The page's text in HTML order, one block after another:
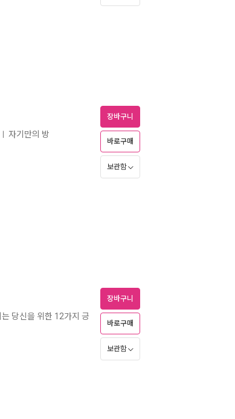
자기만의 방
장바구니
바로구매
보관함
당신을 위한 12가지 긍
장바구니
바로구매
보관함